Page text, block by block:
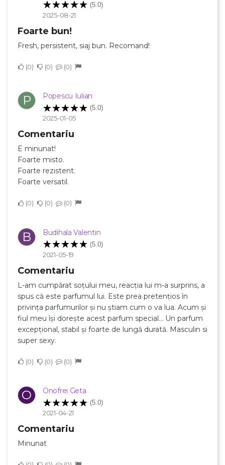
(5.0)
2025-08-21
Foarte bun!
Fresh, persistent, siaj bun. Recomand!
0 0 0
P Popescu Iulian
(5.0)
2025-01-05
Comentariu
E minunat!
Foarte misto.
Foarte rezistent.
Foarte versatil.
0 0 0
B Budihala Valentin
(5.0)
2021-05-19
Comentariu
L-am cumpărat soțului meu, reacția lui m-a surprins, a
spus că este parfumul lui. Este prea pretențios în
privința parfumurilor și nu știam cum o va lua. Acum și
fiul meu își dorește acest parfum special... Un parfum
excepțional, stabil și foarte de lungă durată. Masculin si
super sexy.
0 0 0
O Onofrei Geta
(5.0)
2021-04-21
Comentariu
Minunat
Creeaza o lista de dorinte